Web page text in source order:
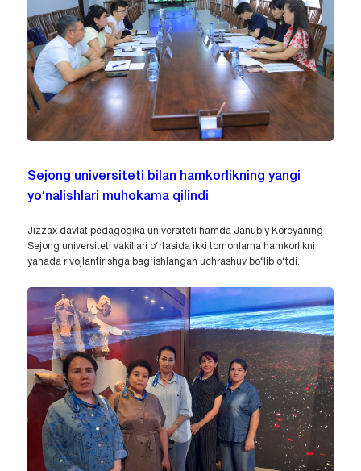
Sejong universiteti bilan hamkorlikning yangi
yo‘nalishlari muhokama qilindi
Jizzax davlat pedagogika universiteti hamda Janubiy Koreyaning
Sejong universiteti vakillari o‘rtasida ikki tomonlama hamkorlikni
yanada rivojlantirishga bag‘ishlangan uchrashuv bo‘lib o‘tdi.